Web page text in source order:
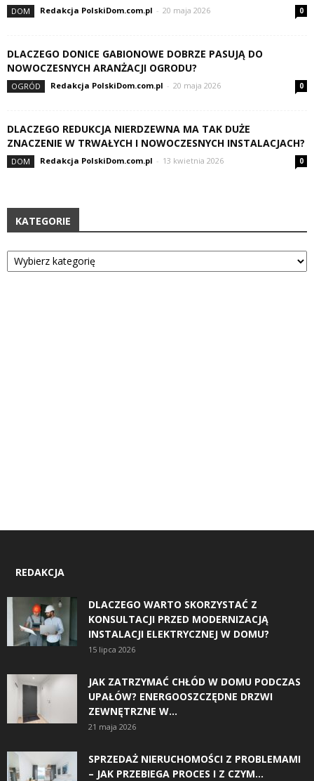
DOM Redakcja PolskiDom.com.pl - 20 maja 2026 0
DLACZEGO DONICE GABIONOWE DOBRZE PASUJĄ DO
NOWOCZESNYCH ARANŻACJI OGRODU?
OGRÓD Redakcja PolskiDom.com.pl - 20 maja 2026 0
DLACZEGO REDUKCJA NIERDZEWNA MA TAK DUŻE
ZNACZENIE W TRWAŁYCH I NOWOCZESNYCH INSTALACJACH?
DOM Redakcja PolskiDom.com.pl - 13 kwietnia 2026 0
KATEGORIE
Kategorie
REDAKCJA
DLACZEGO WARTO SKORZYSTAĆ Z
KONSULTACJI PRZED MODERNIZACJĄ
INSTALACJI ELEKTRYCZNEJ W DOMU?
15 lipca 2026
JAK ZATRZYMAĆ CHŁÓD W DOMU PODCZAS
UPAŁÓW? ENERGOOSZCZĘDNE DRZWI
ZEWNĘTRZNE W...
21 maja 2026
SPRZEDAŻ NIERUCHOMOŚCI Z PROBLEMAMI
– JAK PRZEBIEGA PROCES I Z CZYM...